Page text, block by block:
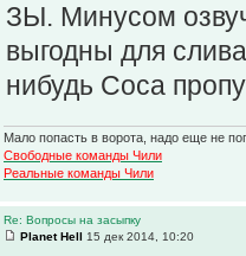
ЗЫ. Минусом
выгодны для
нибудь Соса
Мало попасть в ворота, надо еще не
Свободные команды Чили
Реальные команды Чили
Re: Вопросы на засыпку
Planet Hell 15 дек 2014, 10:20